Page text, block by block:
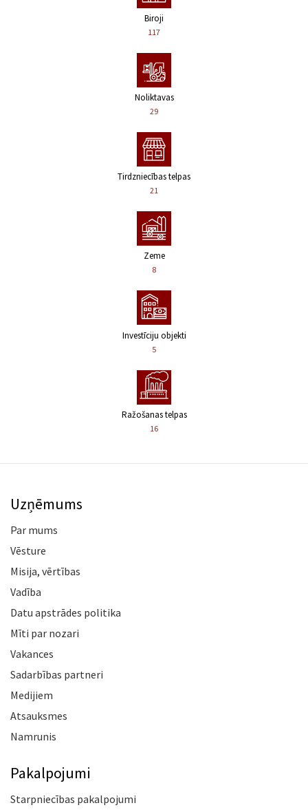
Biroji
117
Noliktavas
29
Tirdzniecības telpas
21
Zeme
8
Investīciju objekti
5
Ražošanas telpas
16
Uzņēmums
Par mums
Vēsture
Misija, vērtības
Vadība
Datu apstrādes politika
Mīti par nozari
Vakances
Sadarbības partneri
Medijiem
Atsauksmes
Namrunis
Pakalpojumi
Starpniecības pakalpojumi